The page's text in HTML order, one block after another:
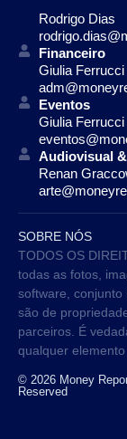
Rodrigo Dias
Financeiro
Giulia Ferrucci
Eventos
Giulia Ferrucci
Audiovisual
Renan
SOBRE NÓS
TODOS OS
todas as fotos,
software,
são de
parceiros. É
qualquer
© 2026 Money
Reserved